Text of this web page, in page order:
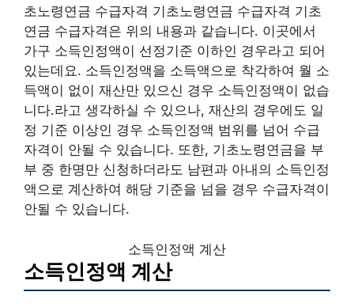
초노령연금 수급자격 기초노령연금 수급자격 기초
연금 수급자격은 위의 내용과 같습니다. 이곳에서
가구 소득인정액이 선정기준 이하인 경우라고 되어
있는데요. 소득인정액을 소득액으로 착각하여 월 소
득액이 없이 재산만 있으신 경우 소득인정액이 없습
니다.라고 생각하실 수 있으나, 재산의 경우에도 일
정 기준 이상인 경우 소득인정액 범위를 넘어 수급
자격이 안될 수 있습니다. 또한, 기초노령연금을 부
부 중 한명만 신청하더라도 남편과 아내의 소득인정
액으로 계산하여 해당 기준을 넘을 경우 수급자격이
안될 수 있습니다.
소득인정액 계산
소득인정액 계산